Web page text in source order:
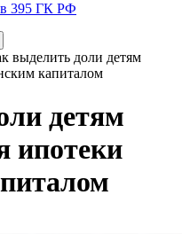
395 ГК РФ
выделить доли детям
капиталом
детям
ипотеки